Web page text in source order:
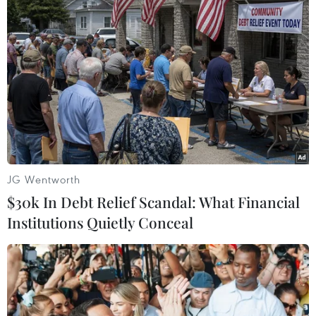
TIN LIÊN QUAN
Bình Định thành lập Tổ công tác thẩm
JG Wentworth
$30k In Debt Relief Scandal: What Financial
Institutions Quietly Conceal